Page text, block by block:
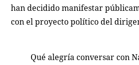
han decidido manifestar
con el proyecto político del
Qué alegría conversar con